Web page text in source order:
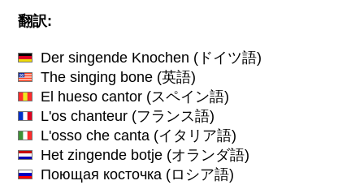
翻訳:
Der singende Knochen (ドイツ語)
The singing bone (英語)
El hueso cantor (スペイン語)
L'os chanteur (フランス語)
L'osso che canta (イタリア語)
Het zingende botje (オランダ語)
Поющая косточка (ロシア語)